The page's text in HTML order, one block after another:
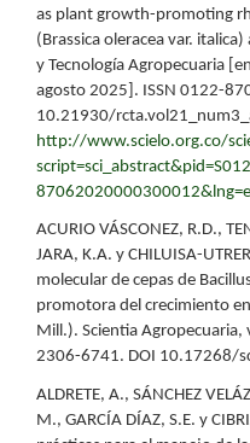
as plant growth-promoting
(Brassica oleracea var.
y Tecnología Agropecuaria
agosto 2025]. ISSN 0122-
10.21930/
http://www.scielo.org.co/
ACURIO VÁSCONEZ, R.D.,
JARA, K.A. y CHILUISA-
molecular de cepas de
promotora del crecimiento
Mill.). Scientia
2306-6741. DOI 10.17268/
ALDRETE, A., SÁNCHEZ
M., GARCÍA DÍAZ, S.E. y